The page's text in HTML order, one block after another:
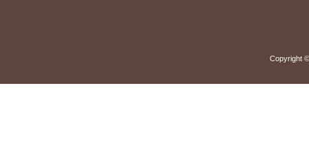
Copyright